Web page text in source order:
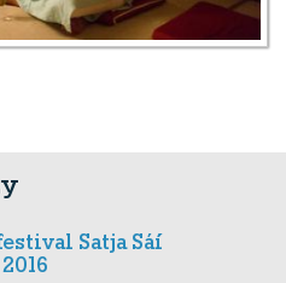
Satja Sáí